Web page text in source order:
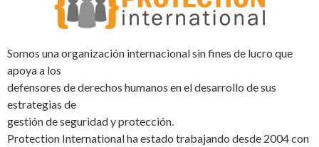
Somos una organización internacional sin fines de lucro que
apoya a los
defensores de derechos humanos en el desarrollo de sus
estrategias de
gestión de seguridad y protección.
Protection International ha estado trabajando desde 2004 con